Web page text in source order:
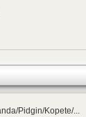
Pidgin/Kopete/...